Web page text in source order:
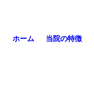
ホーム 当院の特徴